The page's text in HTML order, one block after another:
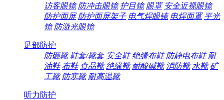
访客眼镜 防冲击眼镜 护目镜 眼罩 安全近视眼镜
防护面屏 防护面屏架子 电气焊眼镜 电焊面罩 平光
镜 防激光眼镜
足部防护
防砸靴 鞋套/靴套 安全鞋 绝缘布鞋 防静电布鞋 耐
油鞋 布鞋 食品靴 绝缘靴 耐酸碱靴 消防靴 水靴 矿
工靴 防寒靴 耐高温靴
听力防护